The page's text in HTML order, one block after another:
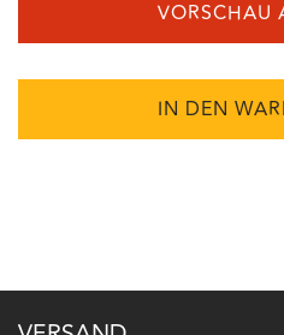
VORSCHAU
IN DEN